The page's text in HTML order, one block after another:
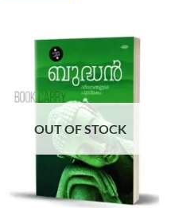
OUT OF STOCK